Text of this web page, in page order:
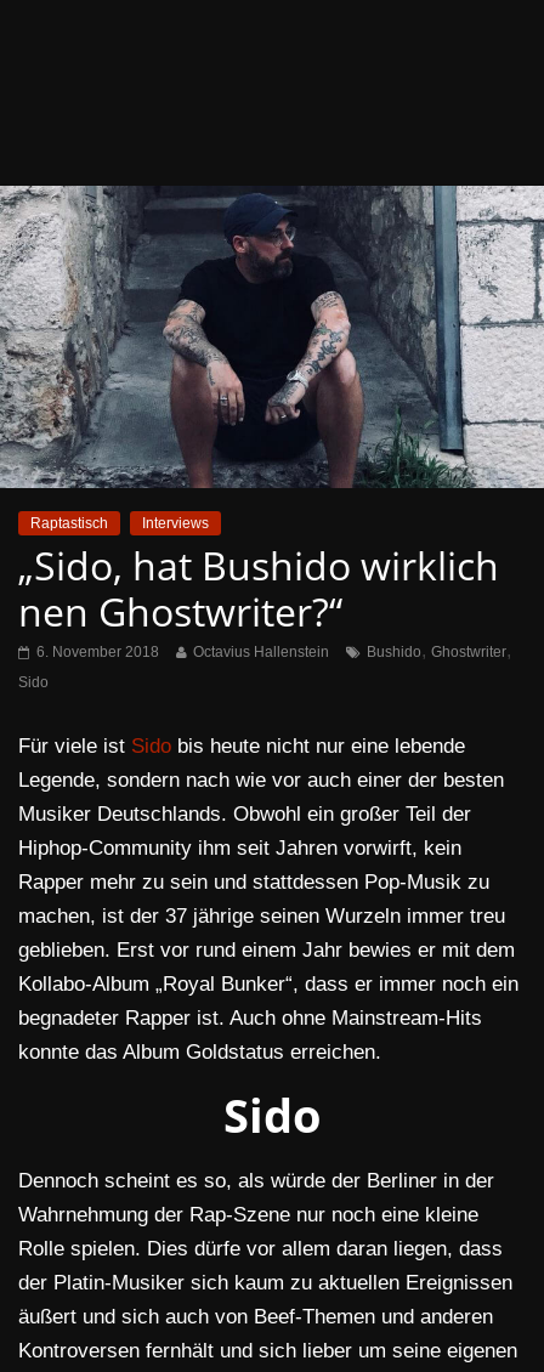
Raptastisch Interviews
„Sido, hat Bushido wirklich
nen Ghostwriter?“
6. November 2018 Octavius Hallenstein Bushido, Ghostwriter,
Sido
Für viele ist Sido bis heute nicht nur eine lebende
Legende, sondern nach wie vor auch einer der besten
Musiker Deutschlands. Obwohl ein großer Teil der
Hiphop-Community ihm seit Jahren vorwirft, kein
Rapper mehr zu sein und stattdessen Pop-Musik zu
machen, ist der 37 jährige seinen Wurzeln immer treu
geblieben. Erst vor rund einem Jahr bewies er mit dem
Kollabo-Album „Royal Bunker“, dass er immer noch ein
begnadeter Rapper ist. Auch ohne Mainstream-Hits
konnte das Album Goldstatus erreichen.
Sido
Dennoch scheint es so, als würde der Berliner in der
Wahrnehmung der Rap-Szene nur noch eine kleine
Rolle spielen. Dies dürfe vor allem daran liegen, dass
der Platin-Musiker sich kaum zu aktuellen Ereignissen
äußert und sich auch von Beef-Themen und anderen
Kontroversen fernhält und sich lieber um seine eigenen